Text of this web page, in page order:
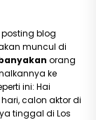
blog
muncul di
orang
ke
ini: Hai
calon aktor di
tinggal di Los